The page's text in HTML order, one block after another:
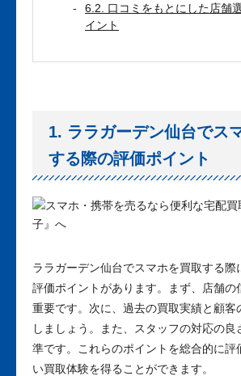
6.2. 口コミをもとにした店舗
イント
1. ララガーデン仙台でス
する際の評価ポイント
ララガーデン仙台でスマホを買取する際
評価ポイントがあります。まず、店舗の
重要です。次に、過去の買取実績と顧客
しましょう。また、スタッフの対応の良
準です。これらのポイントを総合的に評
い買取体験を得ることができます。